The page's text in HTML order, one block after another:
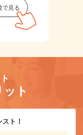
ト
ト！